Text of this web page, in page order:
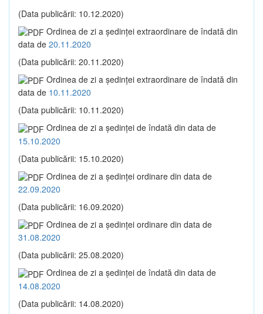
(Data publicării: 10.12.2020)
Ordinea de zi a şedinţei extraordinare de îndată din
data de 20.11.2020
(Data publicării: 20.11.2020)
Ordinea de zi a şedinţei extraordinare de îndată din
data de 10.11.2020
(Data publicării: 10.11.2020)
Ordinea de zi a şedinţei de îndată din data de
15.10.2020
(Data publicării: 15.10.2020)
Ordinea de zi a şedinţei ordinare din data de
22.09.2020
(Data publicării: 16.09.2020)
Ordinea de zi a şedinţei ordinare din data de
31.08.2020
(Data publicării: 25.08.2020)
Ordinea de zi a şedinţei de îndată din data de
14.08.2020
(Data publicării: 14.08.2020)